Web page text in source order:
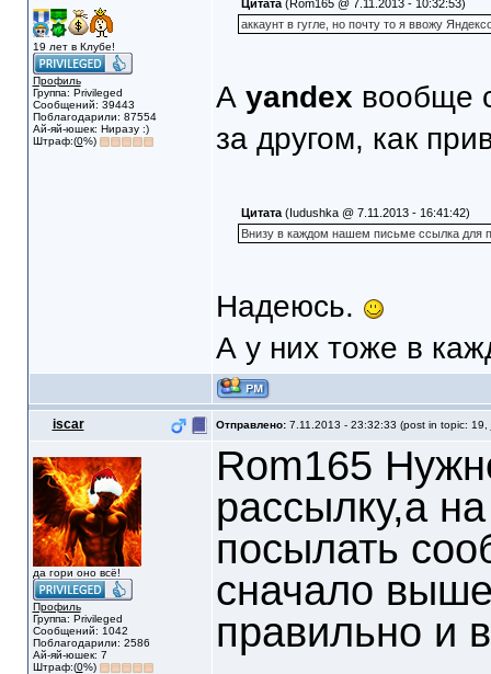
19 лет в Клубе!
Профиль
Группа: Privileged
Сообщений: 39443
Поблагодарили: 87554
Ай-яй-юшек: Ниразу :)
Штраф:(0%)
Цитата(Rom165 @ 7.11.2013 - 10:32:53)
аккаунт в гугле, но почту то я ввожу
А yandex вообще
за другом, как
Цитата(Iudushka @ 7.11.2013 - 16:41:42)
Внизу в каждом нашем письме ссылка для
Надеюсь.
А у них тоже в
iscar Отправлено: 7.11.2013 - 23:32:33 (post in topic: 19,
да гори оно всё!
Профиль
Группа: Privileged
Сообщений: 1042
Поблагодарили: 2586
Ай-яй-юшек: 7
Штраф:(0%)
Rom165
рассылку,а
посылать
сначало
правильно и